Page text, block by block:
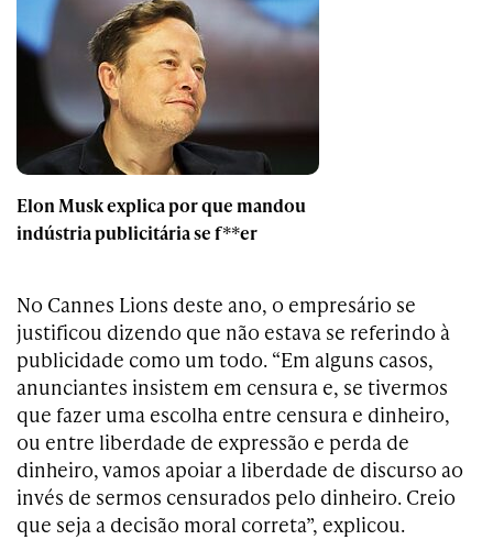
Elon Musk explica por que mandou
indústria publicitária se f**er
No Cannes Lions deste ano, o empresário se
justificou dizendo que não estava se referindo à
publicidade como um todo. “Em alguns casos,
anunciantes insistem em censura e, se tivermos
que fazer uma escolha entre censura e dinheiro,
ou entre liberdade de expressão e perda de
dinheiro, vamos apoiar a liberdade de discurso ao
invés de sermos censurados pelo dinheiro. Creio
que seja a decisão moral correta”, explicou.